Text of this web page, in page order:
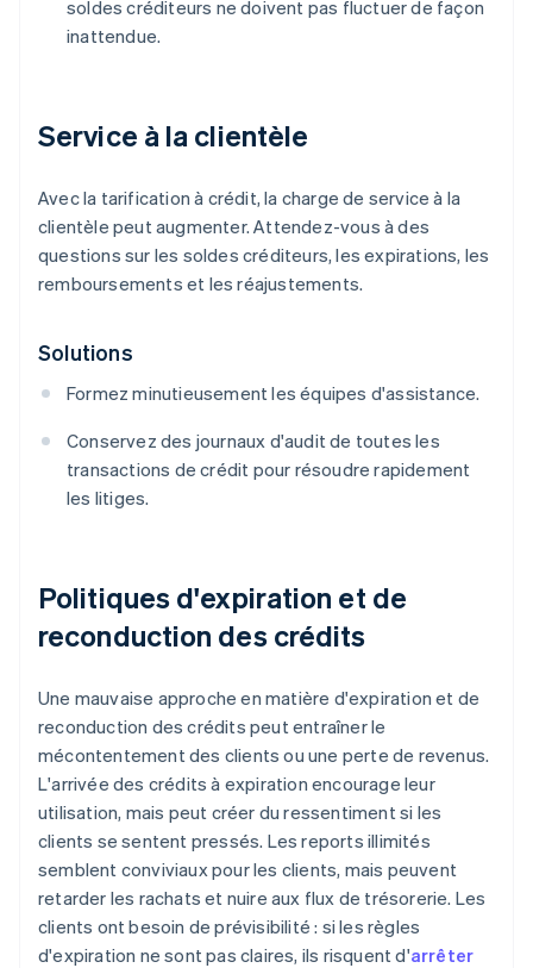
soldes créditeurs ne doivent pas fluctuer de façon
inattendue.
Service à la clientèle
Avec la tarification à crédit, la charge de service à la
clientèle peut augmenter. Attendez-vous à des
questions sur les soldes créditeurs, les expirations, les
remboursements et les réajustements.
Solutions
Formez minutieusement les équipes d'assistance.
Conservez des journaux d'audit de toutes les
transactions de crédit pour résoudre rapidement
les litiges.
Politiques d'expiration et de
reconduction des crédits
Une mauvaise approche en matière d'expiration et de
reconduction des crédits peut entraîner le
mécontentement des clients ou une perte de revenus.
L'arrivée des crédits à expiration encourage leur
utilisation, mais peut créer du ressentiment si les
clients se sentent pressés. Les reports illimités
semblent conviviaux pour les clients, mais peuvent
retarder les rachats et nuire aux flux de trésorerie. Les
clients ont besoin de prévisibilité : si les règles
d'expiration ne sont pas claires, ils risquent d'arrêter